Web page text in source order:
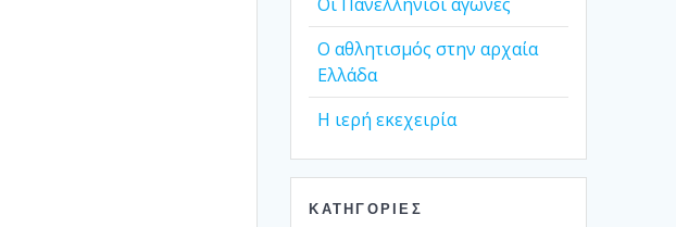
Ο αθλητισμός στην αρχαία
Ελλάδα
Η ιερή εκεχειρία
ΚΑΤΗΓΟΡΊΕΣ